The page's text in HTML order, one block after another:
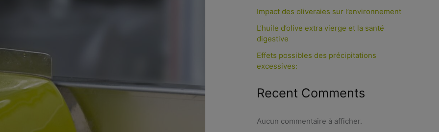
Impact des oliveraies sur l’environnement
L’huile d’olive extra vierge et la santé
digestive
Effets possibles des précipitations
excessives:
Recent Comments
Aucun commentaire à afficher.